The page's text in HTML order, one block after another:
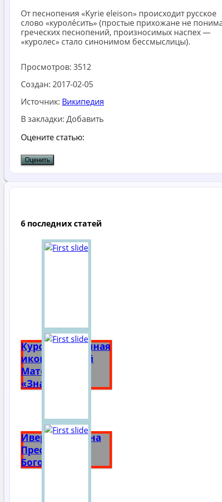
От песнопения «Kyrie eleison» происходит русское
слово «куроле́сить» (простые прихожане не
греческих песнопений, произносимых наспех —
«куролес» стало синонимом бессмыслицы).
Просмотров: 3512
Создан: 2017-02-05
Источник: Википедия
В закладки: Добавить
Оцените статью:
6 последних статей
Курская Коренная
икона Божией
Матери
«Знамение»
Иверская икона
Пресвятой
Богородицы